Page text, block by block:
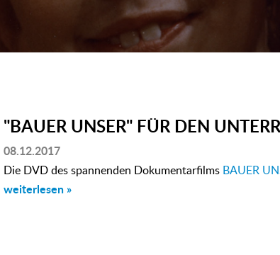
"BAUER UNSER" FÜR DEN
08.12.2017
Die DVD des spannenden Dokumentarfilms BAUER
weiterlesen »